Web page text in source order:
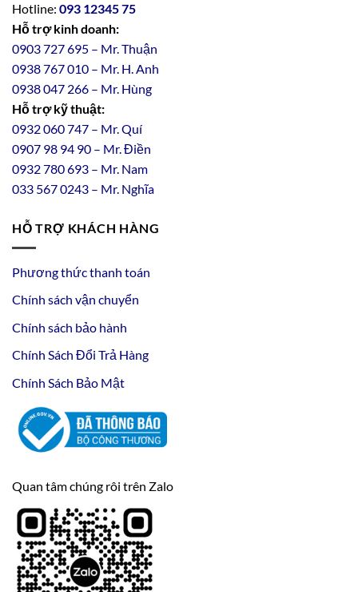
Hotline: 093 12345 75
Hỗ trợ kinh doanh:
0903 727 695 – Mr. Thuận
0938 767 010 – Mr. H. Anh
0938 047 266 – Mr. Hùng
Hỗ trợ kỹ thuật:
0932 060 747 – Mr. Quí
0907 98 94 90 – Mr. Điền
0932780693 – Mr. Nam
033 567 0243 – Mr. Nghĩa
HỖ TRỢ KHÁCH HÀNG
Phương thức thanh toán
Chính sách vận chuyển
Chính sách bảo hành
Chính Sách Đổi Trả Hàng
Chính Sách Bảo Mật
Quan tâm chúng rôi trên Zalo